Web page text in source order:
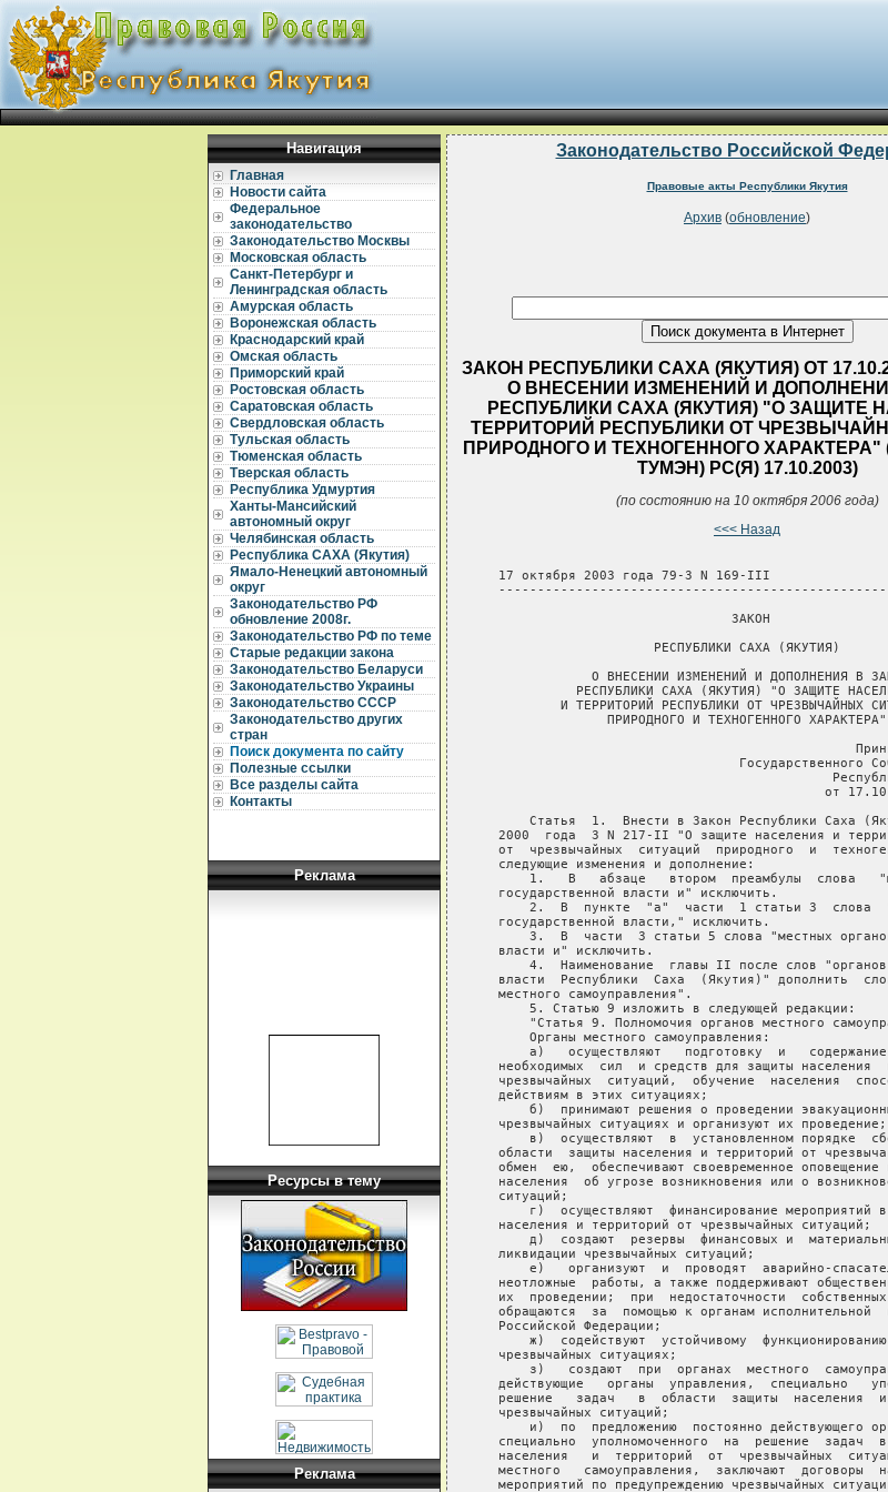
Навигация
Главная
Новости сайта
Федеральное
законодательство
Законодательство Москвы
Московская область
Санкт-Петербург и
Ленинградская область
Амурская область
Воронежская область
Краснодарский край
Омская область
Приморский край
Ростовская область
Саратовская область
Свердловская область
Тульская область
Тюменская область
Тверская область
Республика Удмуртия
Ханты-Мансийский
автономный округ
Челябинская область
Республика САХА (Якутия)
Ямало-Ненецкий автономный
округ
Законодательство РФ
обновление 2008г.
Законодательство РФ по теме
Старые редакции закона
Законодательство Беларуси
Законодательство Украины
Законодательство СССР
Законодательство других
стран
Поиск документа по сайту
Полезные ссылки
Все разделы сайта
Контакты
Реклама
Ресурсы в тему
Реклама
Законодательство Российской
Правовые акты Республики Якутия
Архив (обновление)
ЗАКОН РЕСПУБЛИКИ САХА (ЯКУТИЯ) ОТ
О ВНЕСЕНИИ ИЗМЕНЕНИЙ И
РЕСПУБЛИКИ САХА (ЯКУТИЯ) "О ЗАЩИТЕ
ТЕРРИТОРИЙ РЕСПУБЛИКИ ОТ
ПРИРОДНОГО И ТЕХНОГЕННОГО ХАРАКТЕРА"
ТУМЭН) РС(Я) 17.10.2003)
(по состоянию на 10 октября 2006 года)
<<< Назад
   17 октября 2003 года 79-З N 169-III
                                 ЗАКОН
                       РЕСПУБЛИКИ САХА (ЯКУТИЯ)
О ВНЕСЕНИИ ИЗМЕНЕНИЙ И ДОПОЛНЕНИЯ В
РЕСПУБЛИКИ САХА (ЯКУТИЯ) "О ЗАЩИТЕ
И ТЕРРИТОРИЙ РЕСПУБЛИКИ ОТ ЧРЕЗВЫЧАЙНЫХ
                 ПРИРОДНОГО И ТЕХНОГЕННОГО ХАРАКТЕРА"
Государственного
от
Статья  1.  Внести в Закон Республики Саха
2000  года  З N 217-II "О защите населения и
от  чрезвычайных  ситуаций  природного  и
   следующие изменения и дополнение:
1.   В   абзаце   втором  преамбулы  слова
   государственной власти и" исключить.
2.  В  пункте  "а"  части  1 статьи 3  слова
   государственной власти," исключить.
3.  В  части  3 статьи 5 слова "местных
   власти и" исключить.
4.  Наименование  главы II после слов
власти  Республики  Саха  (Якутия)" дополнить
   местного самоуправления".
       5. Статью 9 изложить в следующей редакции:
"Статья 9. Полномочия органов местного
       Органы местного самоуправления:
а)   осуществляют   подготовку  и
необходимых  сил  и средств для защиты населения
чрезвычайных  ситуаций,  обучение  населения
   действиям в этих ситуациях;
б)  принимают решения о проведении
   чрезвычайных ситуациях и организуют их проведение;
в)  осуществляют  в  установленном порядке
области  защиты населения и территорий от
обмен  ею,  обеспечивают своевременное оповещение
населения  об угрозе возникновения или о
   ситуаций;
г)  осуществляют  финансирование мероприятий
   населения и территорий от чрезвычайных ситуаций;
д)  создают  резервы  финансовых и
   ликвидации чрезвычайных ситуаций;
е)   организуют  и  проводят  аварийно-
неотложные  работы, а также поддерживают
их  проведении;  при  недостаточности
обращаются  за  помощью к органам исполнительной
   Российской Федерации;
ж)  содействуют  устойчивому
   чрезвычайных ситуациях;
з)   создают  при  органах  местного
действующие   органы  управления,  специально
решение   задач   в  области  защиты  населения
   чрезвычайных ситуаций;
и)  по  предложению  постоянно действующего
специально  уполномоченного  на  решение  задач
населения   и  территорий  от  чрезвычайных
местного   самоуправления,  заключают  договоры
мероприятий по предупреждению чрезвычайных